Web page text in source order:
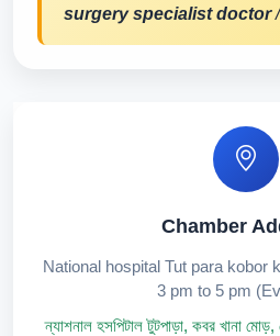
surgery specialist doctor
Chamber
National hospital Tut para kobor
3 pm to 5 pm
ন্যাশনাল হসপিটাল টুটপাড়া, কবর খানা